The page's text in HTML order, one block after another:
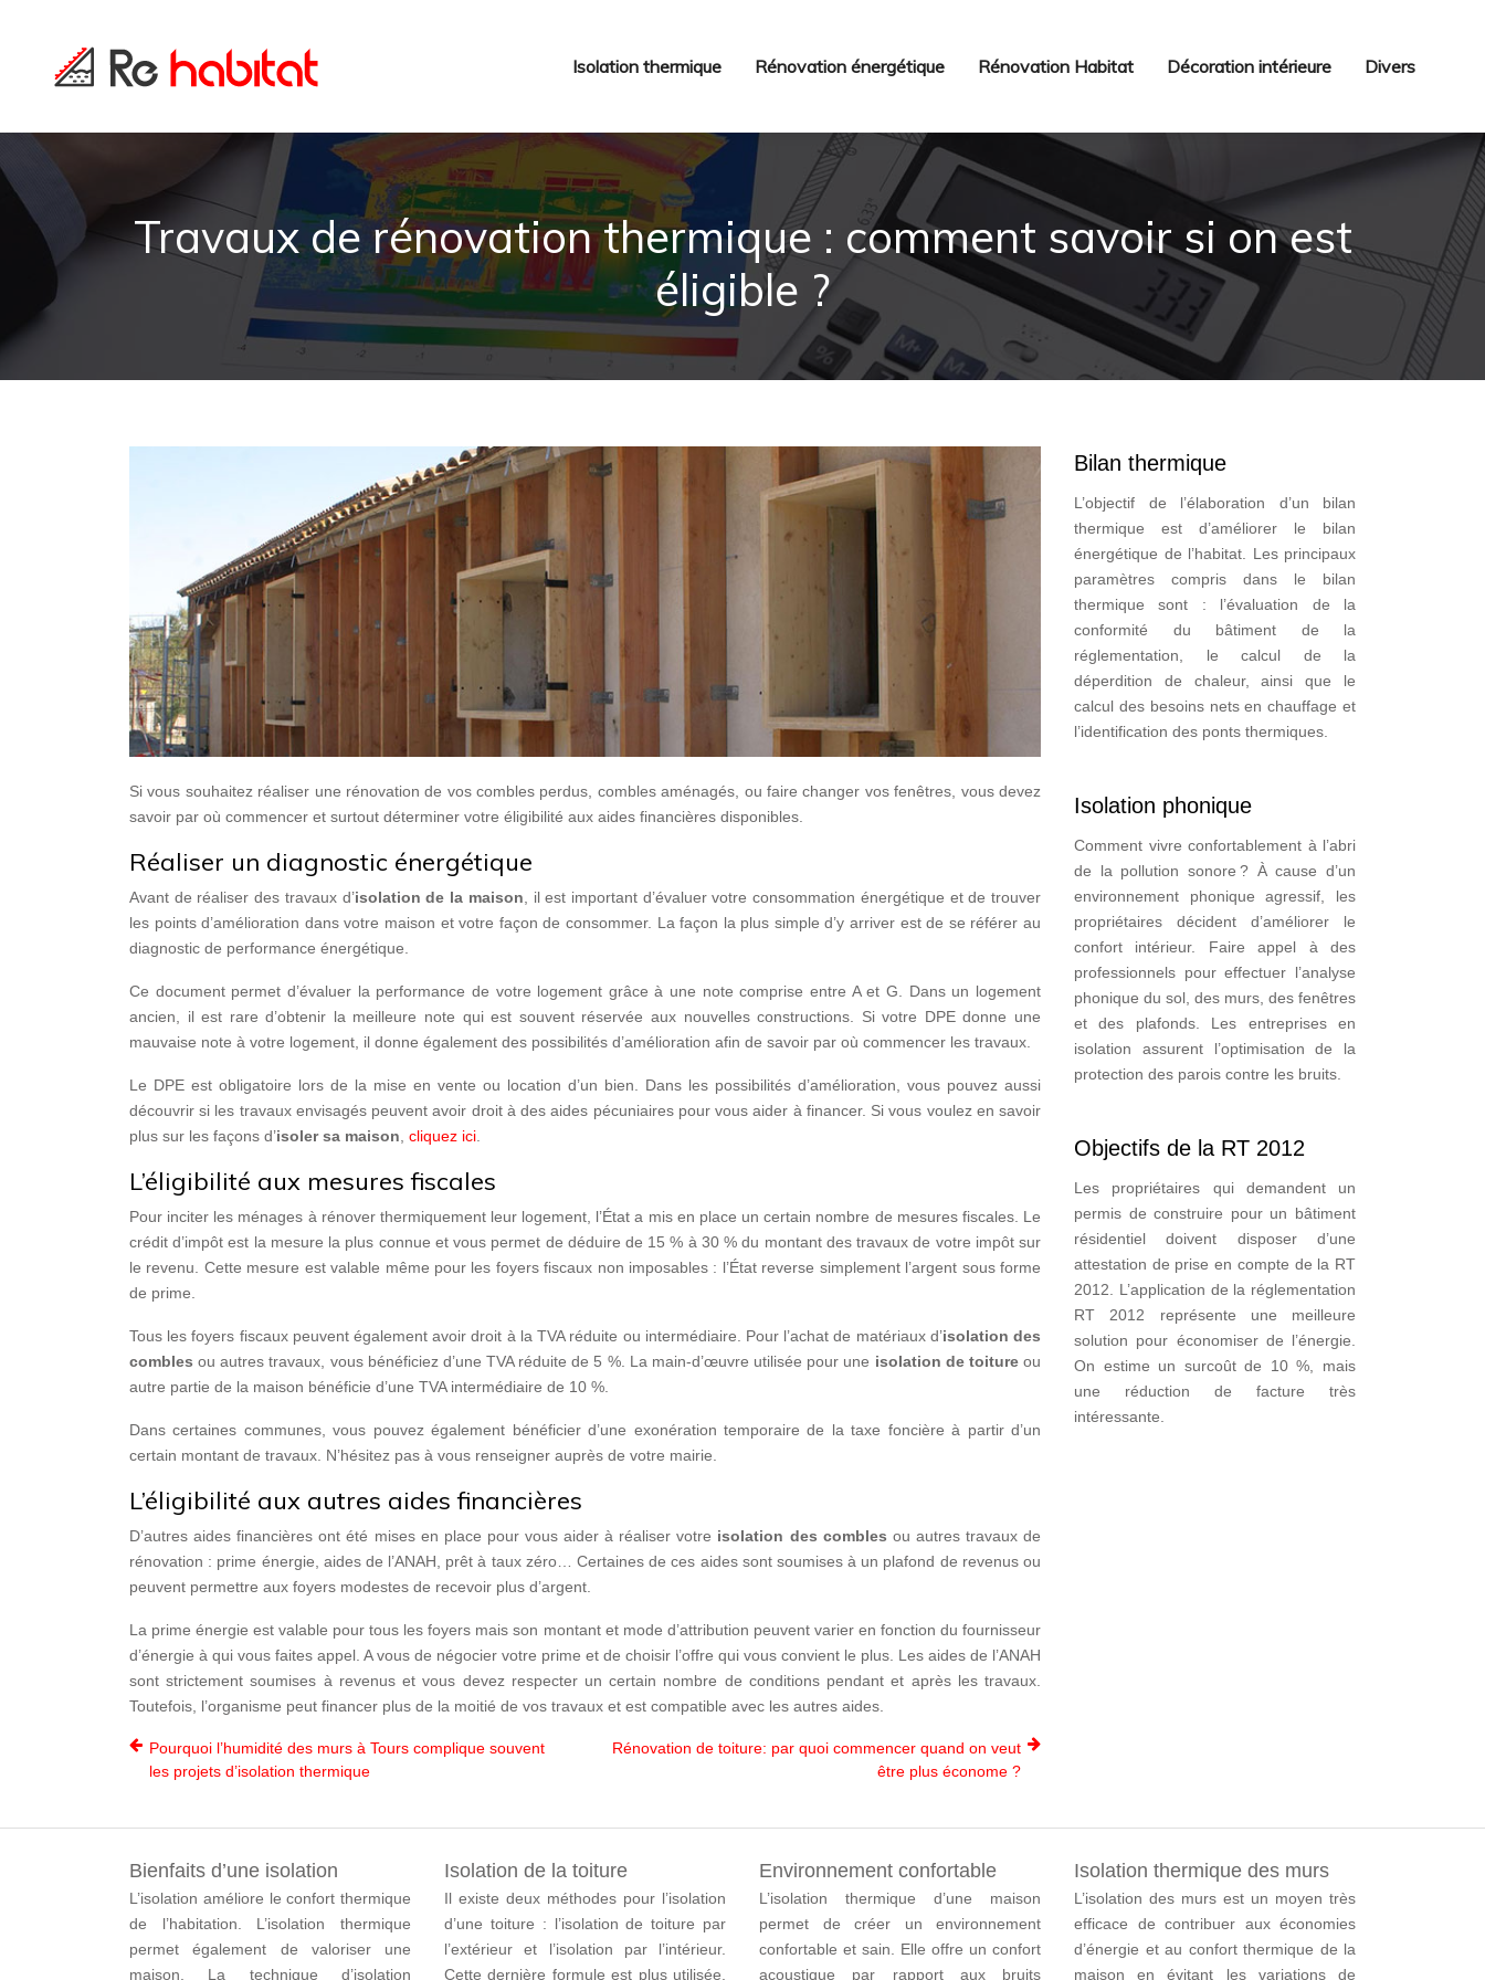
Isolation thermique Rénovation énergétique Rénovation Habitat Décoration intérieure Divers
Travaux de rénovation thermique : comment savoir si on est
éligible ?
Si vous souhaitez réaliser une rénovation de vos combles perdus, combles aménagés, ou faire changer vos fenêtres, vous devez
savoir par où commencer et surtout déterminer votre éligibilité aux aides financières disponibles.
Réaliser un diagnostic énergétique
Avant de réaliser des travaux d’isolation de la maison, il est important d’évaluer votre consommation énergétique et de trouver
les points d’amélioration dans votre maison et votre façon de consommer. La façon la plus simple d’y arriver est de se référer au
diagnostic de performance énergétique.
Ce document permet d’évaluer la performance de votre logement grâce à une note comprise entre A et G. Dans un logement
ancien, il est rare d’obtenir la meilleure note qui est souvent réservée aux nouvelles constructions. Si votre DPE donne une
mauvaise note à votre logement, il donne également des possibilités d’amélioration afin de savoir par où commencer les travaux.
Le DPE est obligatoire lors de la mise en vente ou location d’un bien. Dans les possibilités d’amélioration, vous pouvez aussi
découvrir si les travaux envisagés peuvent avoir droit à des aides pécuniaires pour vous aider à financer. Si vous voulez en savoir
plus sur les façons d’isoler sa maison, cliquez ici.
L’éligibilité aux mesures fiscales
Pour inciter les ménages à rénover thermiquement leur logement, l’État a mis en place un certain nombre de mesures fiscales. Le
crédit d’impôt est la mesure la plus connue et vous permet de déduire de 15 % à 30 % du montant des travaux de votre impôt sur
le revenu. Cette mesure est valable même pour les foyers fiscaux non imposables : l’État reverse simplement l’argent sous forme
de prime.
Tous les foyers fiscaux peuvent également avoir droit à la TVA réduite ou intermédiaire. Pour l’achat de matériaux d’isolation des
combles ou autres travaux, vous bénéficiez d’une TVA réduite de 5 %. La main-d’œuvre utilisée pour une isolation de toitureou
autre partie de la maison bénéficie d’une TVA intermédiaire de 10 %.
Dans certaines communes, vous pouvez également bénéficier d’une exonération temporaire de la taxe foncière à partir d’un
certain montant de travaux. N’hésitez pas à vous renseigner auprès de votre mairie.
L’éligibilité aux autres aides financières
D’autres aides financières ont été mises en place pour vous aider à réaliser votre isolation des combles ou autres travaux de
rénovation : prime énergie, aides de l’ANAH, prêt à taux zéro… Certaines de ces aides sont soumises à un plafond de revenus ou
peuvent permettre aux foyers modestes de recevoir plus d’argent.
La prime énergie est valable pour tous les foyers mais son montant et mode d’attribution peuvent varier en fonction du fournisseur
d’énergie à qui vous faites appel. A vous de négocier votre prime et de choisir l’offre qui vous convient le plus. Les aides de l’ANAH
sont strictement soumises à revenus et vous devez respecter un certain nombre de conditions pendant et après les travaux.
Toutefois, l’organisme peut financer plus de la moitié de vos travaux et est compatible avec les autres aides.
Pourquoi l’humidité des murs à Tours complique souvent
les projets d’isolation thermique
Rénovation de toiture: par quoi commencer quand on veut
être plus économe ?
Bilan thermique
L’objectif de l’élaboration d’un bilan
thermique est d’améliorer le bilan
énergétique de l’habitat. Les principaux
paramètres compris dans le bilan
thermique sont : l’évaluation de la
conformité du bâtiment de la
réglementation, le calcul de la
déperdition de chaleur, ainsi que le
calcul des besoins nets en chauffage et
l’identification des ponts thermiques.
Isolation phonique
Comment vivre confortablement à l’abri
de la pollution sonore ? À cause d’un
environnement phonique agressif, les
propriétaires décident d’améliorer le
confort intérieur. Faire appel à des
professionnels pour effectuer l’analyse
phonique du sol, des murs, des fenêtres
et des plafonds. Les entreprises en
isolation assurent l’optimisation de la
protection des parois contre les bruits.
Objectifs de la RT 2012
Les propriétaires qui demandent un
permis de construire pour un bâtiment
résidentiel doivent disposer d’une
attestation de prise en compte de la RT
2012. L’application de la réglementation
RT 2012 représente une meilleure
solution pour économiser de l’énergie.
On estime un surcoût de 10 %, mais
une réduction de facture très
intéressante.
Bienfaits d’une isolation
L’isolation améliore le confort thermique
de l’habitation. L’isolation thermique
permet également de valoriser une
maison. La technique d’isolation
Isolation de la toiture
Il existe deux méthodes pour l’isolation
d’une toiture : l’isolation de toiture par
l’extérieur et l’isolation par l’intérieur.
Cette dernière formule est plus utilisée.
Environnement confortable
L’isolation thermique d’une maison
permet de créer un environnement
confortable et sain. Elle offre un confort
acoustique par rapport aux bruits
Isolation thermique des murs
L’isolation des murs est un moyen très
efficace de contribuer aux économies
d’énergie et au confort thermique de la
maison en évitant les variations de